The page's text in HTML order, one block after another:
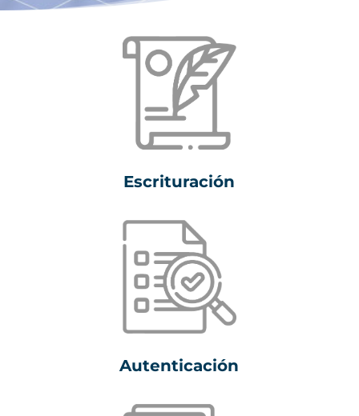
Escrituración
Autenticación